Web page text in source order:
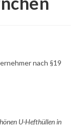
nach §19
U-Hefthüllen in